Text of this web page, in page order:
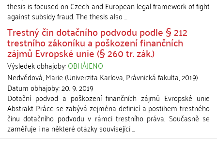
thesis is focused on Czech and European legal framework of fight
against subsidy fraud. The thesis also ...
Trestný čin dotačního podvodu podle § 212
trestního zákoníku a poškození finančních
zájmů Evropské unie (§ 260 tr. zák.)
Výsledek obhajoby:OBHÁJENO
Nedvědová, Marie(Univerzita Karlova, Právnická fakulta,2019)
Datum obhajoby:20. 9. 2019
Dotační podvod a poškození finančních zájmů Evropské unie
Abstrakt Práce se zabývá zejména definicí a postihem trestného
činu dotačního podvodu v rámci trestního práva. Současně se
zaměřuje i na některé otázky související ...